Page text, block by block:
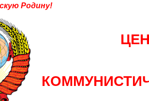
Родину!